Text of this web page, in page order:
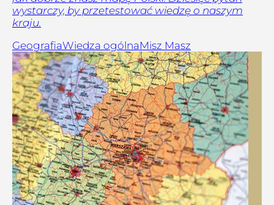
wystarczy, by przetestować wiedzę o naszym
kraju.
GeografiaWiedza ogólnaMisz Masz